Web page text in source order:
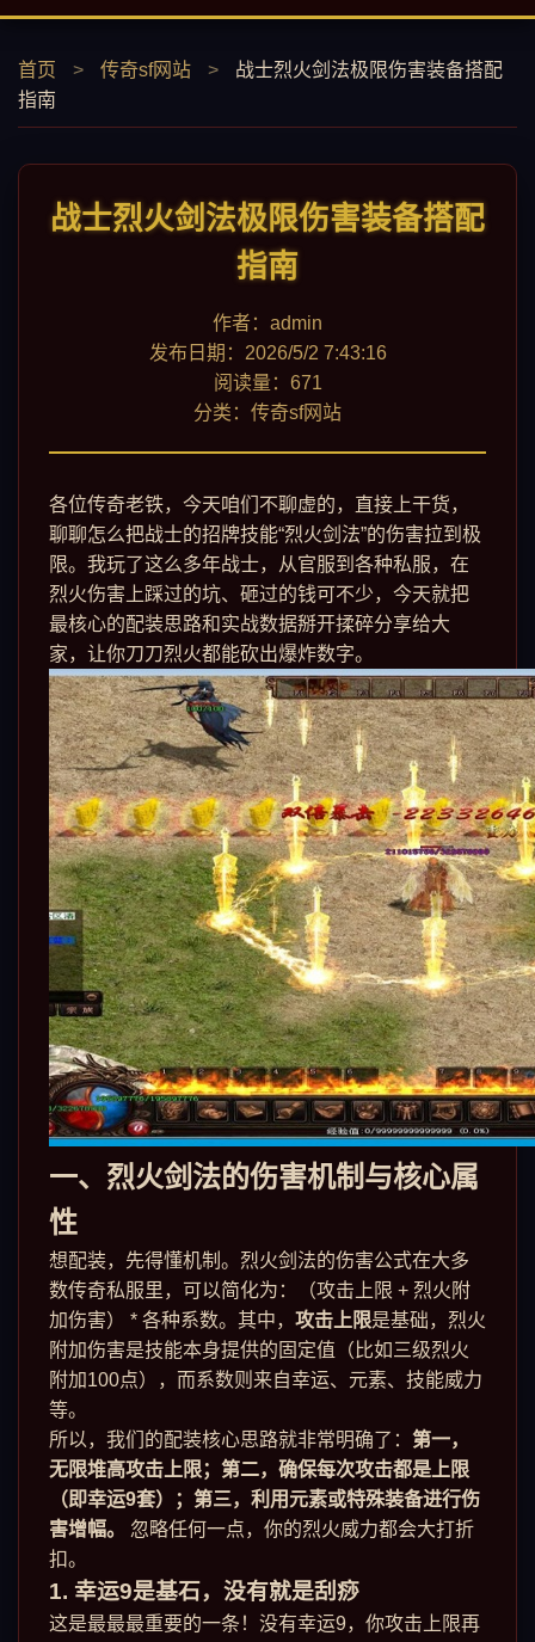
首页 > 传奇sf网站 >
战士烈火剑法极限伤害装备搭配
指南
战士烈火剑法极限伤害装备搭配
指南
作者：admin
发布日期：2026/5/2 7:43:16
阅读量：671
分类：传奇sf网站
各位传奇老铁，今天咱们不聊虚的，直接上干货，
聊聊怎么把战士的招牌技能“烈火剑法”的伤害拉到极
限。我玩了这么多年战士，从官服到各种私服，在
烈火伤害上踩过的坑、砸过的钱可不少，今天就把
最核心的配装思路和实战数据掰开揉碎分享给大
家，让你刀刀烈火都能砍出爆炸数字。
一、烈火剑法的伤害机制与核心属
性
想配装，先得懂机制。烈火剑法的伤害公式在大多
数传奇私服里，可以简化为：（攻击上限 + 烈火附
加伤害） * 各种系数。其中， 攻击上限是基础，烈火
附加伤害是技能本身提供的固定值（比如三级烈火
附加100点），而系数则来自幸运、元素、技能威力
等。
所以，我们的配装核心思路就非常明确了： 第一，
无限堆高攻击上限；第二，确保每次攻击都是上限
（即幸运9套）；第三，利用元素或特殊装备进行伤
害增幅。
忽略任何一点，你的烈火威力都会大打折
扣。
1. 幸运9是基石，没有就是刮痧
这是最最最重要的一条！没有幸运9，你攻击上限再